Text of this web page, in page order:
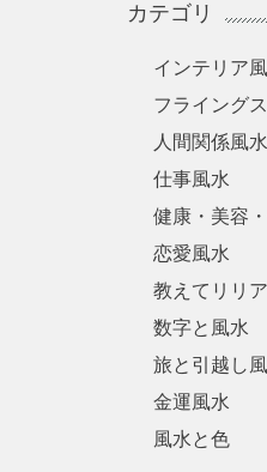
カテゴリ
インテリア
フライング
人間関係風水
仕事風水
健康・美容
恋愛風水
教えてリリ
数字と風水
旅と引越し
金運風水
風水と色